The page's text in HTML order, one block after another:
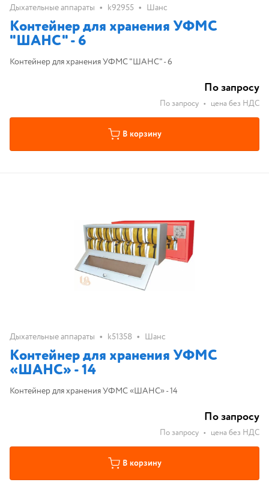
Дыхательные аппараты • k92955 • Шанс
Контейнер для хранения УФМС
"ШАНС" - 6
Контейнер для хранения УФМС "ШАНС" - 6
По запросу
По запросу • цена без НДС
В корзину
Дыхательные аппараты • k51358 • Шанс
Контейнер для хранения УФМС
«ШАНС» - 14
Контейнер для хранения УФМС «ШАНС» - 14
По запросу
По запросу • цена без НДС
В корзину